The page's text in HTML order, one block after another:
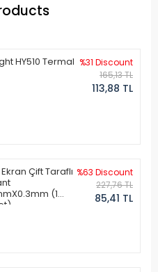
HY510 Termal %31 Discount
165,13 TL
113,88 TL
Çift Taraflı
(1
%63 Discount
227,76 TL
85,41 TL